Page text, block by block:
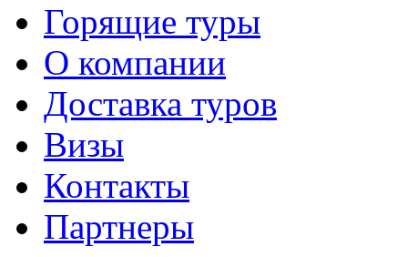
Горящие туры
О компании
Доставка туров
Визы
Контакты
Партнеры